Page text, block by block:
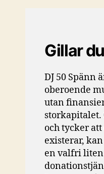
Gillar
DJ 50 Spänn
oberoende
utan
storkapitalet.
och tycker
existerar,
en valfri